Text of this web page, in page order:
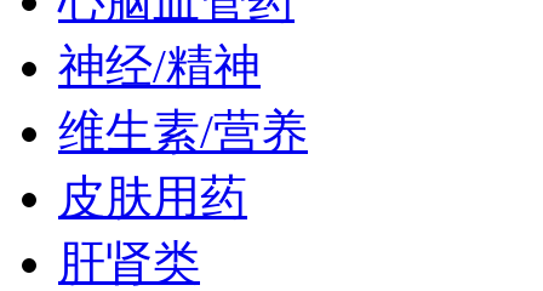
神经/精神
维生素/营养
皮肤用药
肝肾类